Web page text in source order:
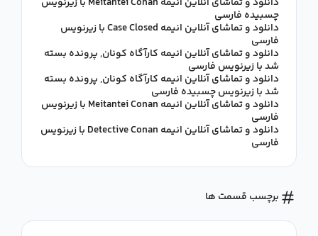
چسبیده فارسی
دانلود و تماشای آنلاین انیمه Case Closed با زیرنویس
فارسی
دانلود و تماشای آنلاین انیمه کارآگاه کونان, پرونده بسته
شد با زیرنویس فارسی
دانلود و تماشای آنلاین انیمه کارآگاه کونان, پرونده بسته
شد با زیرنویس چسبیده فارسی
دانلود و تماشای آنلاین انیمه Meitantei Conan با زیرنویس
فارسی
دانلود و تماشای آنلاین انیمه Detective Conan با زیرنویس
فارسی
برچسب قسمت ها